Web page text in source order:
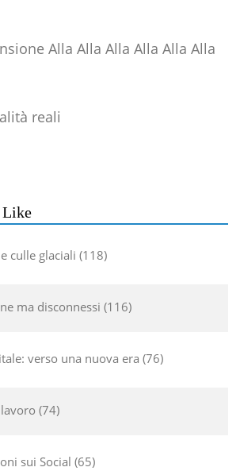
Alla Alla Alla Alla Alla Alla
reali
culle glaciali 118
ma disconnessi 116
verso una nuova era 76
74
sui Social 65